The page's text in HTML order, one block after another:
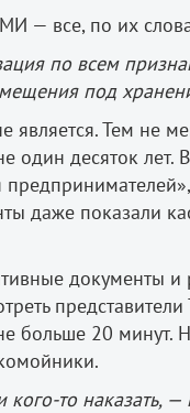
— все, по их
по всем
под
Тем не
один десяток
даже показали
документы
больше 20 минут.
кого­-то наказать, —